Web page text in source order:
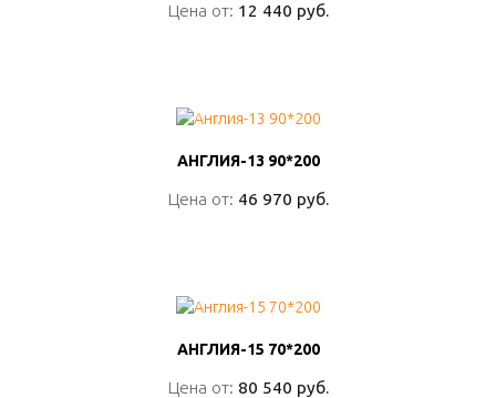
Цена от: 12 440 руб.
Цена от: 12 440 руб.
АНГЛИЯ-13 90*200
Цена от: 46 970 руб.
АНГЛИЯ-13 90*200
Цена от: 46 970 руб.
АНГЛИЯ-15 70*200
Цена от: 80 540 руб.
АНГЛИЯ-15 70*200
Цена от: 80 540 руб.